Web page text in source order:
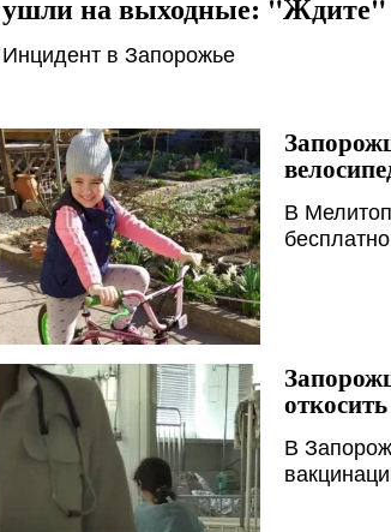
Инцидент в Запорожье
В
В